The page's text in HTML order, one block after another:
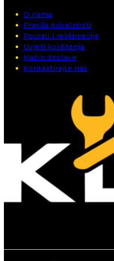
O nama
Pravila privatnosti
Povrati i reklamacije
Uvjeti korištenja
Način dostave
Kontaktirajte nas